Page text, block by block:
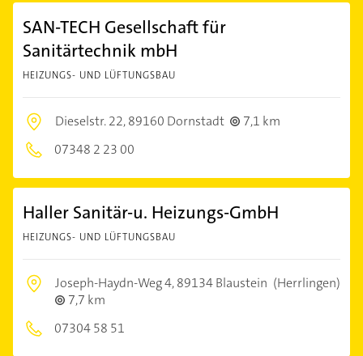
SAN-TECH Gesellschaft für
Sanitärtechnik mbH
HEIZUNGS- UND LÜFTUNGSBAU
Dieselstr. 22,89160 Dornstadt
7,1 km
07348 2 23 00
Haller Sanitär-u. Heizungs-GmbH
HEIZUNGS- UND LÜFTUNGSBAU
Joseph-Haydn-Weg 4,89134 Blaustein (Herrlingen)
7,7 km
07304 58 51